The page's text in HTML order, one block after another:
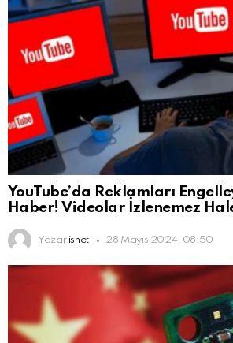
YouTube’da Reklamları
Haber! Videolar İzlenemez
Yazar isnet 28 Mayıs 2024, 08:50